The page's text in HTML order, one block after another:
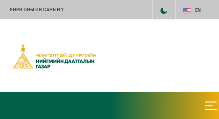
2026 ОНЫ 08 САРЫН 7 EN